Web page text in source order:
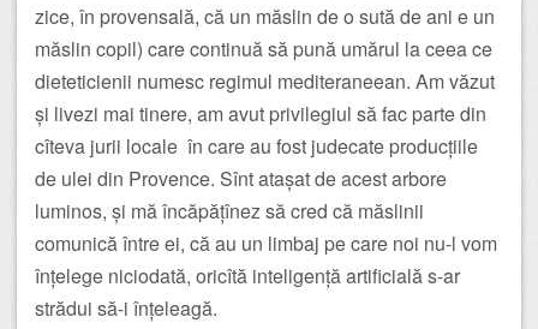
zice, în provensală, că un măslin de o sută de ani e un
măslin copil) care continuă să pună umărul la ceea ce
dieteticienii numesc regimul mediteraneean. Am văzut
și livezi mai tinere, am avut privilegiul să fac parte din
cîteva jurii locale în care au fost judecate producțiile
de ulei din Provence. Sînt atașat de acest arbore
luminos, și mă încăpățînez să cred că măslinii
comunică între ei, că au un limbaj pe care noi nu-l vom
înțelege niciodată, oricîtă inteligență artificială s-ar
strădui să-i înțeleagă.